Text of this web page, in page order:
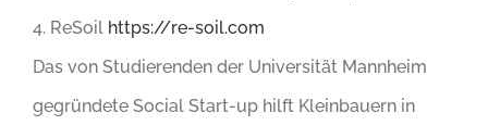
4. ReSoil https://re-soil.com
Das von Studierenden der Universität Mannheim
gegründete Social Start-up hilft Kleinbauern in